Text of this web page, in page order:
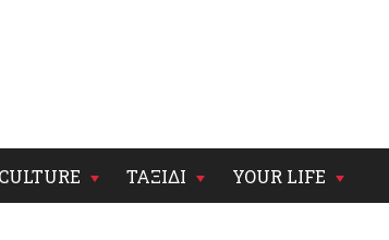
CULTURE ΤΑΞΙΔΙ YOUR LIFE